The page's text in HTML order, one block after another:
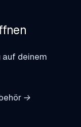
auf deinem
→